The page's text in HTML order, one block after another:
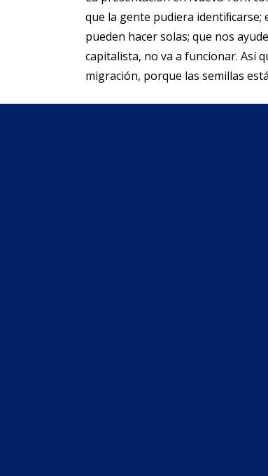
que la gente pudiera identiﬁcarse;
pueden hacer solas; que nos
capitalista, no va a funcionar. Así
migración, porque las semillas